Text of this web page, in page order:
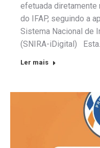
efetuada diretamente
do IFAP, seguindo a
Sistema Nacional de
(SNIRA-iDigital)
Ler mais